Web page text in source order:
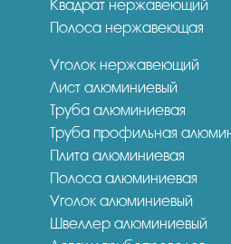
Квадрат нержавеющий
Полоса нержавеющая
Уголок нержавеющий
Лист алюминиевый
Труба алюминиевая
Труба профильная
Плита алюминиевая
Полоса алюминиевая
Уголок алюминиевый
Швеллер алюминиевый